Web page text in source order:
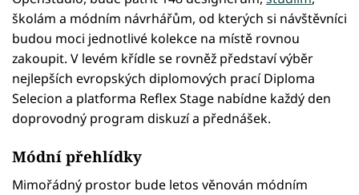
školám a módním návrhářům, od kterých si návštěvníci
budou moci jednotlivé kolekce na místě rovnou
zakoupit. V levém křídle se rovněž představí výběr
nejlepších evropských diplomových prací Diploma
Selecion a platforma Reflex Stage nabídne každý den
doprovodný program diskuzí a přednášek.
Módní přehlídky
Mimořádný prostor bude letos věnován módním